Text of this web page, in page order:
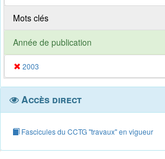
Mots clés
Année de publication
2003
Accès direct
Fascicules du CCTG "travaux" en vigueur